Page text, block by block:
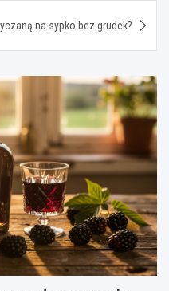
na sypko bez grudek?